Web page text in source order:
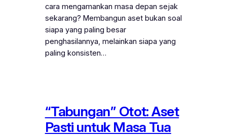
cara mengamankan masa depan sejak
sekarang? Membangun aset bukan soal
siapa yang paling besar
penghasilannya, melainkan siapa yang
paling konsisten…
“Tabungan” Otot: Aset
Pasti untuk Masa Tua